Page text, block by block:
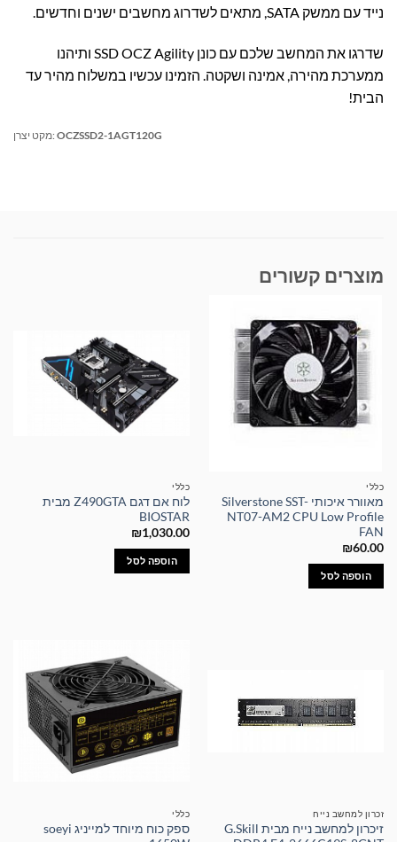
נייד עם ממשק SATA, מתאים לשדרוג מחשבים ישנים וחדשים.
שדרגו את המחשב שלכם עם כונן SSD OCZ Agility ותיהנו
ממערכת מהירה, אמינה ושקטה. הזמינו עכשיו במשלוח מהיר עד
הבית!
מקט יצרן: OCZSSD2-1AGT120G
מוצרים קשורים
כללי
מאוורר איכותי Silverstone SST-
NT07-AM2 CPU Low Profile
FAN
₪60.00
הוספה לסל
כללי
לוח אם דגם Z490GTA מבית
BIOSTAR
₪1,030.00
הוספה לסל
זכרון למחשב נייח
זיכרון למחשב נייח מבית G.Skill
כללי
ספק כוח מיוחד למייניג soeyi